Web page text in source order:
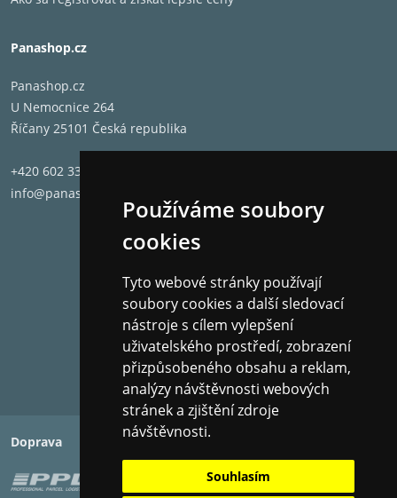
Používáme soubory
cookies
Tyto webové stránky používají
soubory cookies a další sledovací
nástroje s cílem vylepšení
uživatelského prostředí, zobrazení
přizpůsobeného obsahu a reklam,
analýzy návštěvnosti webových
stránek a zjištění zdroje
návštěvnosti.
Souhlasím
Panashop.cz
Panashop.cz
U Nemocnice 264
Říčany 25101 Česká republika
+420 602 331 662
info@panashop.cz
Doprava Platba